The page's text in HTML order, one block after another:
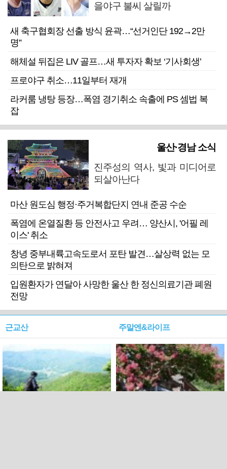
을야구 불씨 살릴까
새 축구협회장 선출 방식 윤곽…“선거인단 192→2만
명”
해체설 뒤집은 LIV 골프…새 투자자 확보 ‘기사회생’
프로야구 취소…11일부터 재개
라커룸 냉탕 등장…폭염 경기취소 속출에 PS 셈법 복
잡
울산·경남 소식
진주성의 역사, 빛과 미디어로
되살아난다
마산 원도심 행정·주거복합단지 연내 준공 수순
폭염에 온열질환 등 안전사고 우려… 양산시, '어필 레
이스' 취소
창녕 중부내륙고속도로서 포탄 발견…살상력 없는 모
의탄으로 밝혀져
입원환자가 연달아 사망한 울산 한 정신의료기관 폐원
전망
근교산 주말엔&라이프